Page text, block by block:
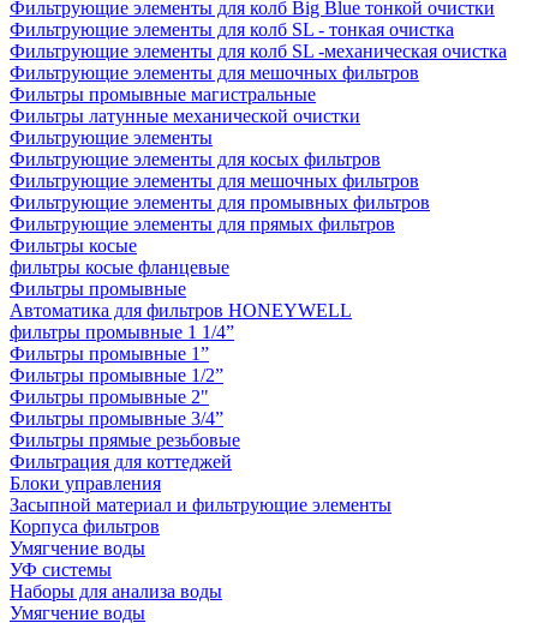
Фильтрующие элементы для колб Big Blue тонкой очистки
Фильтрующие элементы для колб SL - тонкая очистка
Фильтрующие элементы для колб SL -механическая очистка
Фильтрующие элементы для мешочных фильтров
Фильтры промывные магистральные
Фильтры латунные механической очистки
Фильтрующие элементы
Фильтрующие элементы для косых фильтров
Фильтрующие элементы для мешочных фильтров
Фильтрующие элементы для промывных фильтров
Фильтрующие элементы для прямых фильтров
Фильтры косые
фильтры косые фланцевые
Фильтры промывные
Автоматика для фильтров HONEYWELL
фильтры промывные 1 1/4”
Фильтры промывные 1”
Фильтры промывные 1/2”
Фильтры промывные 2"
Фильтры промывные 3/4”
Фильтры прямые резьбовые
Фильтрация для коттеджей
Блоки управления
Засыпной материал и фильтрующие элементы
Корпуса фильтров
Умягчение воды
УФ системы
Наборы для анализа воды
Умягчение воды